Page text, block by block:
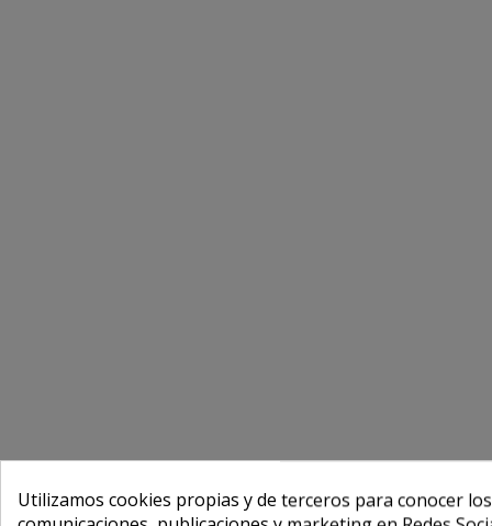
Utilizamos cookies propias y de terceros para conocer